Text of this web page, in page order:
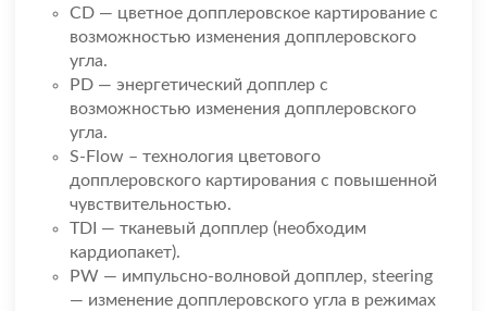
CD — цветное допплеровское картирование с
возможностью изменения допплеровского
угла.
PD — энергетический допплер с
возможностью изменения допплеровского
угла.
S-Flow – технология цветового
допплеровского картирования с повышенной
чувствительностью.
TDI — тканевый допплер (необходим
кардиопакет).
PW — импульсно-волновой допплер, steering
— изменение допплеровского угла в режимах